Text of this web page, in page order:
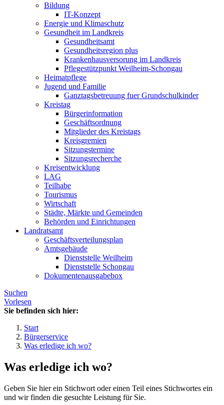
Bildung
IT-Konzept
Energie und Klimaschutz
Gesundheit im Landkreis
Gesundheitsamt
Gesundheitsregion plus
Krankenhausversorung im Landkreis
Pflegestützpunkt Weilheim-Schongau
Heimatpflege
Jugend und Familie
Ganztagsbetreuung fuer Grundschulkinder
Kreistag
Bürgerinformation
Geschäftsordnung
Mitglieder des Kreistags
Kreisgremien
Sitzungstermine
Sitzungsrecherche
Kreisentwicklung
LAG
Teilhabe
Tourismus
Wirtschaft
Städte, Märkte und Gemeinden
Behörden und Einrichtungen
Landratsamt
Geschäftsverteilungsplan
Amtsgebäude
Dienststelle Weilheim
Dienststelle Schongau
Dokumentenausgabebox
Suchen
Vorlesen
Sie befinden sich hier:
Start
Bürgerservice
Was erledige ich wo?
Was erledige ich wo?
Geben Sie hier ein Stichwort oder einen Teil eines Stichwortes ein
und wir finden die gesuchte Leistung für Sie.